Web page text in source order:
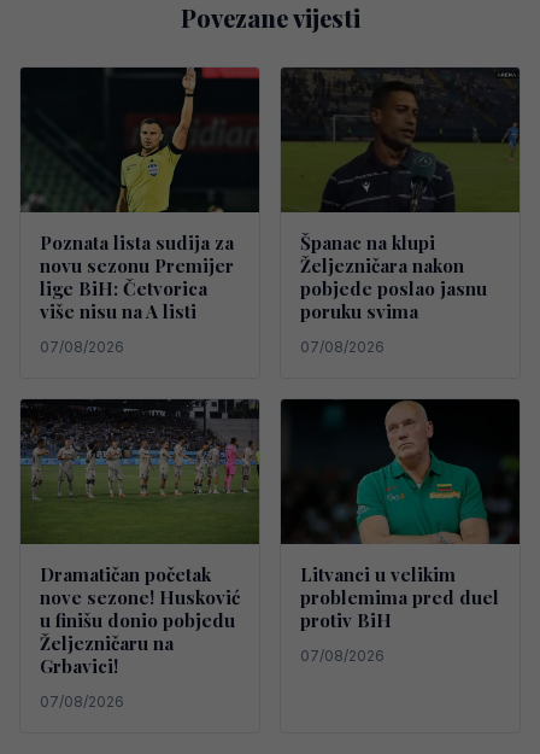
Povezane vijesti
Poznata lista sudija za
novu sezonu Premijer
lige BiH: Četvorica
više nisu na A listi
07/08/2026
Španac na klupi
Željezničara nakon
pobjede poslao jasnu
poruku svima
07/08/2026
Dramatičan početak
nove sezone! Husković
u finišu donio pobjedu
Željezničaru na
Grbavici!
07/08/2026
Litvanci u velikim
problemima pred duel
protiv BiH
07/08/2026